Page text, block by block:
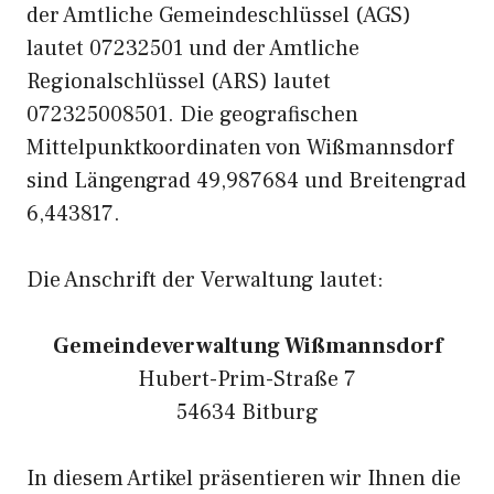
der Amtliche Gemeindeschlüssel (AGS)
lautet 07232501 und der Amtliche
Regionalschlüssel (ARS) lautet
072325008501. Die geografischen
Mittelpunktkoordinaten von Wißmannsdorf
sind Längengrad 49,987684 und Breitengrad
6,443817.
Die Anschrift der Verwaltung lautet:
Gemeindeverwaltung Wißmannsdorf
Hubert-Prim-Straße 7
54634 Bitburg
In diesem Artikel präsentieren wir Ihnen die